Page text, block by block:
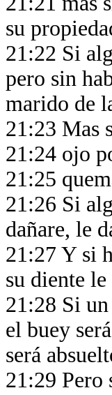
su
21:22 Si
pero sin
marido de
21:23 Mas
21:24 ojo
21:25
21:26 Si
dañare, le
21:27 Y si
su diente
21:28 Si
el buey
será
21:29 Pero